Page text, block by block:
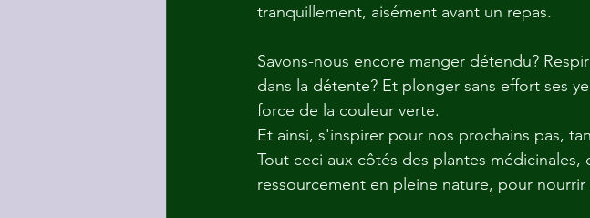
tranquillement, aisément avant un repas.
Savons-nous encore manger détendu?
dans la détente? Et plonger sans effort ses
force de la couleur verte.
Et ainsi, s'inspirer pour nos prochains pas,
Tout ceci aux côtés des plantes
ressourcement en pleine nature, pour